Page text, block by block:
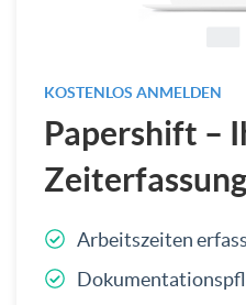
KOSTENLOS ANMELDEN
Papershift –
Arbeitszeiten